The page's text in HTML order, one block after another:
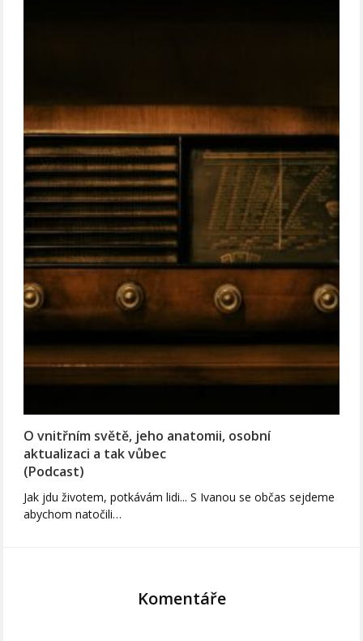
O vnitřním světě, jeho anatomii, osobní
aktualizaci a tak vůbec
(Podcast)
Jak jdu životem, potkávám lidi... S Ivanou se občas sejdeme
abychom natočili…
Komentáře